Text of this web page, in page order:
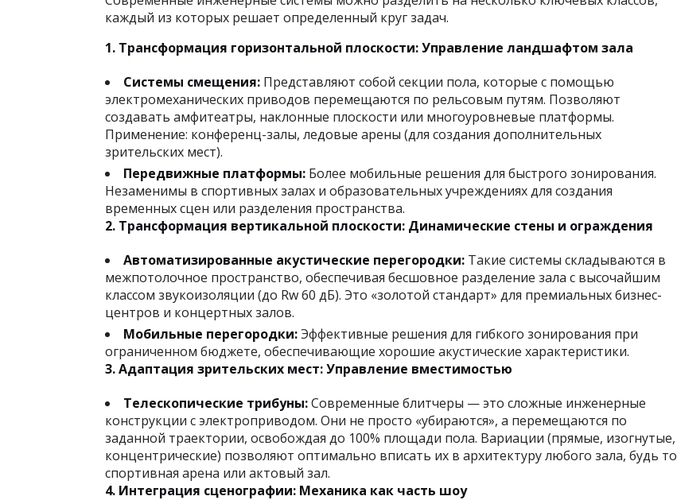
каждый из которых решает определенный круг задач.
1. Трансформация горизонтальной плоскости: Управление ландшафтом зала
Системы смещения: Представляют собой секции пола, которые с помощью
электромеханических приводов перемещаются по рельсовым путям. Позволяют
создавать амфитеатры, наклонные плоскости или многоуровневые платформы.
Применение: конференц-залы, ледовые арены (для создания дополнительных
зрительских мест).
Передвижные платформы: Более мобильные решения для быстрого зонирования.
Незаменимы в спортивных залах и образовательных учреждениях для создания
временных сцен или разделения пространства.
2. Трансформация вертикальной плоскости: Динамические стены и ограждения
Автоматизированные акустические перегородки: Такие системы складываются в
межпотолочное пространство, обеспечивая бесшовное разделение зала с высочайшим
классом звукоизоляции (до Rw 60 дБ). Это «золотой стандарт» для премиальных бизнес-
центров и концертных залов.
Мобильные перегородки:Эффективные решения для гибкого зонирования при
ограниченном бюджете, обеспечивающие хорошие акустические характеристики.
3. Адаптация зрительских мест: Управление вместимостью
Телескопические трибуны:Современные блитчеры — это сложные инженерные
конструкции с электроприводом. Они не просто «убираются», а перемещаются по
заданной траектории, освобождая до 100% площади пола. Вариации (прямые, изогнутые,
концентрические) позволяют оптимально вписать их в архитектуру любого зала, будь то
спортивная арена или актовый зал.
4. Интеграция сценографии: Механика как часть шоу